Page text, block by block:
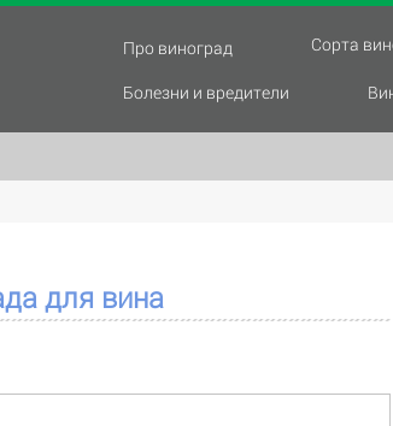
Про виноград Сорта
Болезни и вредители
для вина